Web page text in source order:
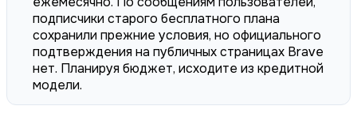
подписчики старого бесплатного плана
сохранили прежние условия, но официального
подтверждения на публичных страницах Brave
нет. Планируя бюджет, исходите из кредитной
модели.